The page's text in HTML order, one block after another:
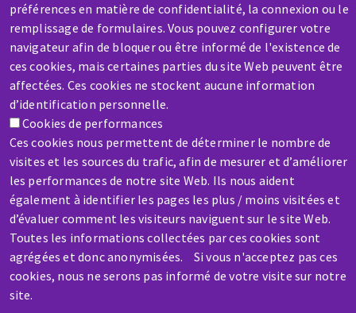
préférences en matière de confidentialité, la connexion ou le
remplissage de formulaires. Vous pouvez configurer votre
navigateur afin de bloquer ou être informé de l'existence de
ces cookies, mais certaines parties du site Web peuvent être
affectées. Ces cookies ne stockent aucune information
d’identification personnelle.
Cookies de performances
Ces cookies nous permettent de déterminer le nombre de
visites et les sources du trafic, afin de mesurer et d’améliorer
les performances de notre site Web. Ils nous aident
également à identifier les pages les plus / moins visitées et
d’évaluer comment les visiteurs naviguent sur le site Web.
Toutes les informations collectées par ces cookies sont
agrégées et donc anonymisées. Si vous n'acceptez pas ces
cookies, nous ne serons pas informé de votre visite sur notre
site.
SERVICE / REPAIR
A broken machine? Out of order?
Contact-us
Skip
to
main
content